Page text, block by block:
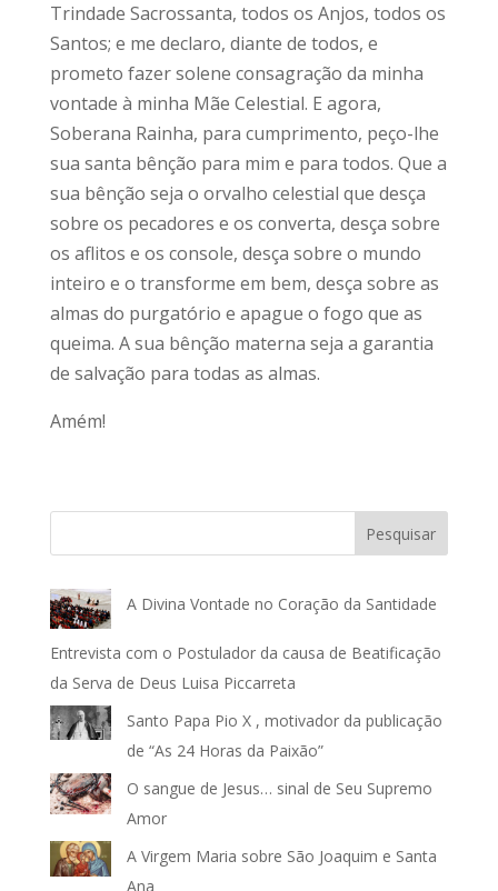
Trindade Sacrossanta, todos os Anjos, todos os
Santos; e me declaro, diante de todos, e
prometo fazer solene consagração da minha
vontade à minha Mãe Celestial. E agora,
Soberana Rainha, para cumprimento, peço-lhe
sua santa bênção para mim e para todos. Que a
sua bênção seja o orvalho celestial que desça
sobre os pecadores e os converta, desça sobre
os aflitos e os console, desça sobre o mundo
inteiro e o transforme em bem, desça sobre as
almas do purgatório e apague o fogo que as
queima. A sua bênção materna seja a garantia
de salvação para todas as almas.
Amém!
Pesquisar
A Divina Vontade no Coração da Santidade
Entrevista com o Postulador da causa de Beatificação
da Serva de Deus Luisa Piccarreta
Santo Papa Pio X , motivador da publicação
de “As 24 Horas da Paixão”
O sangue de Jesus… sinal de Seu Supremo
Amor
A Virgem Maria sobre São Joaquim e Santa
Ana